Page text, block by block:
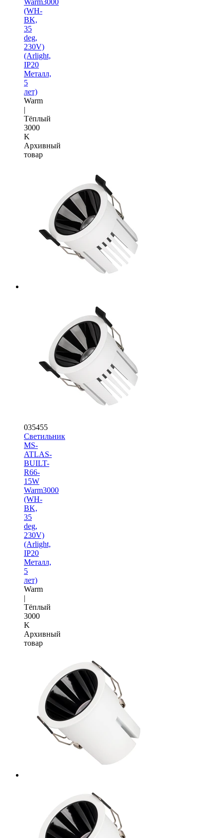
(WH-
BK,
35
deg,
230V)
(Arlight,
IP20
Металл,
5
лет)
Warm
|
Тёплый
3000
K
Архивный
товар
035455
Светильник
MS-
ATLAS-
BUILT-
R66-
15W
Warm3000
(WH-
BK,
35
deg,
230V)
(Arlight,
IP20
Металл,
5
лет)
Warm
|
Тёплый
3000
K
Архивный
товар